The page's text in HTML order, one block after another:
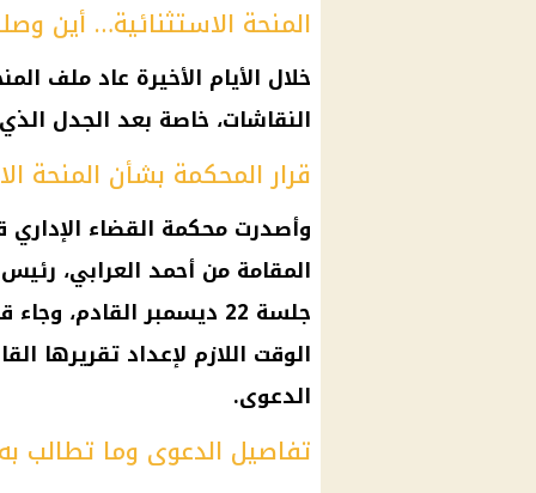
المنحة الاستثنائية… أين
خلال الأيام الأخيرة عاد ملف
النقاشات، خاصة بعد الجدل
قرار المحكمة بشأن المنحة
وأصدرت محكمة القضاء الإداري
المقامة من أحمد العرابي، رئيس
جلسة 22 ديسمبر
الوقت اللازم لإعداد تقريرها
الدعوى.
تفاصيل الدعوى وما تطالب